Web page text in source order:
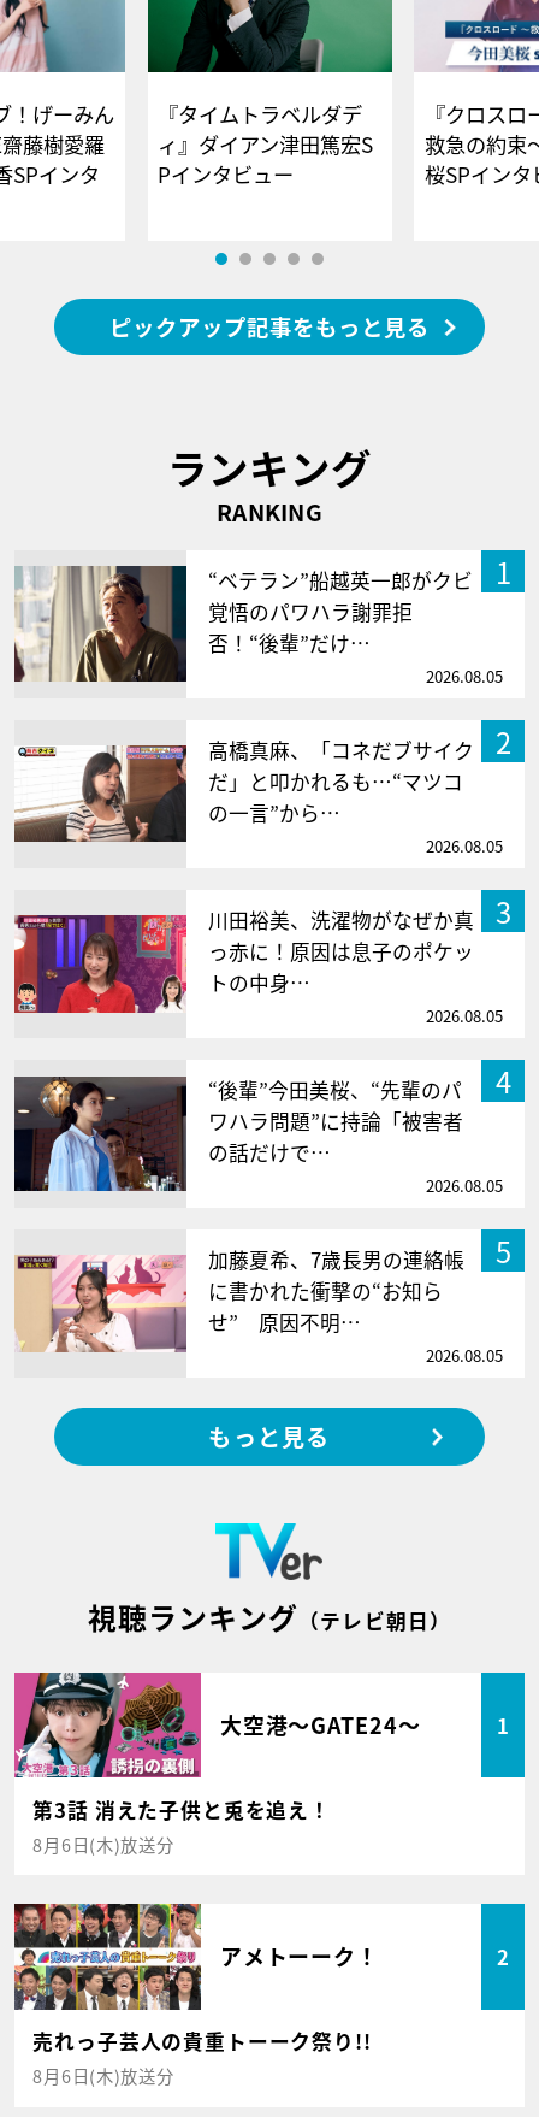
！げーみん
藤樹愛羅
SPインタ
『タイムトラベルダデ
ィ』ダイアン津田篤宏S
Pインタビュー
『クロス
救急の約束
桜SPイ
ピックアップ記事をもっと見る
ランキング
RANKING
1
“ベテラン”船越英一郎がクビ
覚悟のパワハラ謝罪拒
否！“後輩”だけ…
2026.08.05
2
高橋真麻、「コネだブサイク
だ」と叩かれるも…“マツコ
の一言”から…
2026.08.05
3
川田裕美、洗濯物がなぜか真
っ赤に！原因は息子のポケッ
トの中身…
2026.08.05
4
“後輩”今田美桜、“先輩のパ
ワハラ問題”に持論「被害者
の話だけで…
2026.08.05
5
加藤夏希、7歳長男の連絡帳
に書かれた衝撃の“お知ら
せ” 原因不明…
2026.08.05
もっと見る
視聴ランキング （テレビ朝日）
大空港～GATE24～ 1
第3話 消えた子供と兎を追え！
8月6日(木)放送分
アメトーーク！ 2
売れっ子芸人の貴重トーーク祭り!!
8月6日(木)放送分